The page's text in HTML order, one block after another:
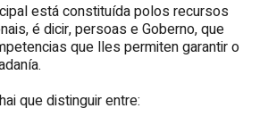
está constituída polos recursos
é dicir, persoas e Goberno, que
que lles permiten garantir o
que distinguir entre: